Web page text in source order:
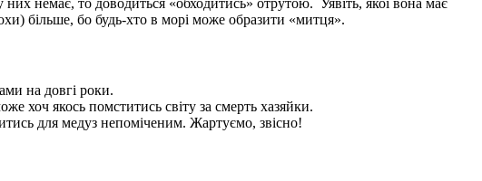
більше, бо будь-хто в морі може образити «митця».
на довгі роки.
хоч якось помститись світу за смерть хазяйки.
для медуз непоміченим. Жартуємо, звісно!